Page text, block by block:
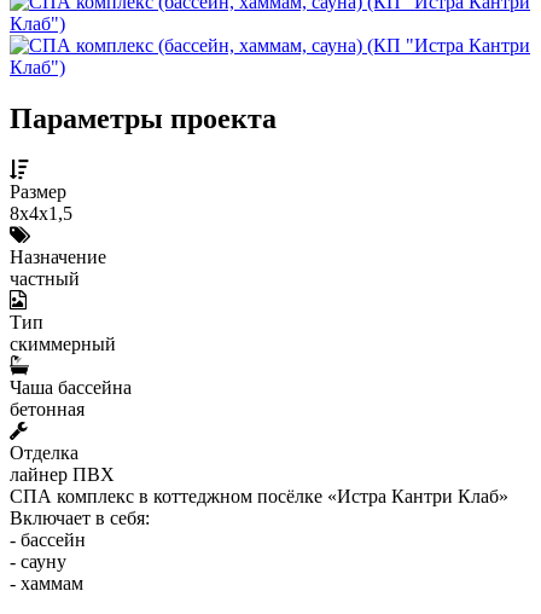
Параметры проекта
Размер
8х4х1,5
Назначение
частный
Тип
скиммерный
Чаша бассейна
бетонная
Отделка
лайнер ПВХ
СПА комплекс в коттеджном посёлке «Истра Кантри Клаб»
Включает в себя:
- бассейн
- сауну
- хаммам